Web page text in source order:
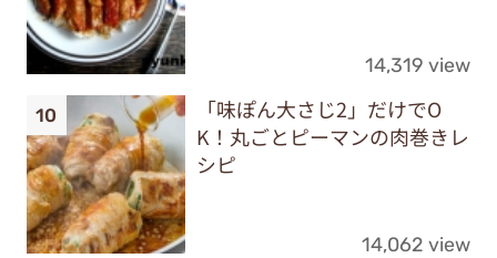
14,319 view
「味ぽん大さじ2」だけでO
K！丸ごとピーマンの肉巻きレ
シピ
14,062 view